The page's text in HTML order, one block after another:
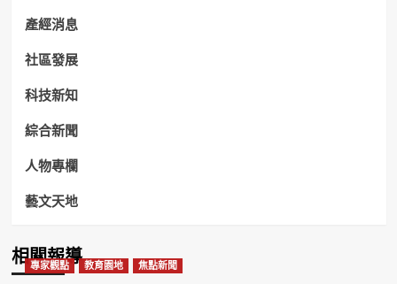
產經消息
社區發展
科技新知
綜合新聞
人物專欄
藝文天地
相關報導
專家觀點 教育園地 焦點新聞